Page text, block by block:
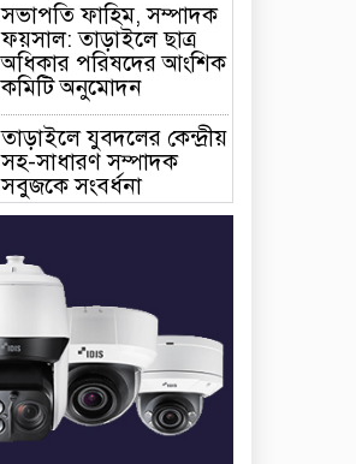
সভাপতি ফাহিম, সম্পাদক
ফয়সাল: তাড়াইলে ছাত্র
অধিকার পরিষদের আংশিক
কমিটি অনুমোদন
তাড়াইলে যুবদলের কেন্দ্রীয়
সহ-সাধারণ সম্পাদক
সবুজকে সংবর্ধনা
নিয়োগ, ২ জনের পদোন্নতি
শেখ হাসিনার সঙ্গে
পালানোর ফ্লাইট কীভাবে
মিস করেছিলেন সালমান
এফ রহমান